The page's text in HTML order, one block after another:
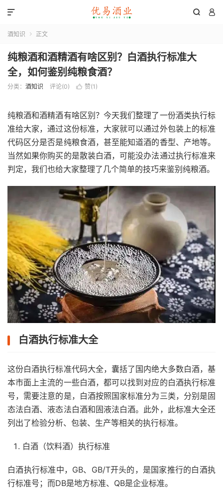
 

酒知识  正文
纯粮酒和酒精酒有啥区别？白酒执行标准大
全，如何鉴别纯粮食酒？
分类： 酒知识 评论(0)  赞(1 )
纯粮酒和酒精酒有啥区别？今天我们整理了一份酒类执行标
准给大家，通过这份标准，大家就可以通过外包装上的标准
代码区分是否是纯粮食酒，甚至能知道酒的香型、产地等。
当然如果你购买的是散装白酒，可能没办法通过执行标准来
判定，我们也给大家整理了几个简单的技巧来鉴别纯粮酒。
白酒执行标准大全
这份白酒执行标准代码大全，囊括了国内绝大多数白酒，基
本市面上主流的一些白酒，都可以找到对应的白酒执行标准
号，需要注意的是，白酒按照国家标准分为三类，分别是固
态法白酒、液态法白酒和固液法白酒。此外，此标准大全还
列出了检验分析、包装、生产等相关的执行标准。
白酒（饮料酒）执行标准
白酒执行标准中，GB、GB/T开头的，是国家推行的白酒执
行标准号；而DB是地方标准、QB是企业标准。